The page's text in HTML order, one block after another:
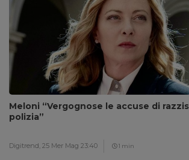
Meloni “Vergognose le accuse di
polizia”
Digitrend, 25 Mer Mag 23:40 1 min